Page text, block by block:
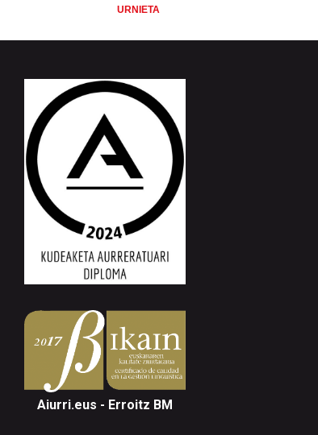
URNIETA
Aiurri.eus - Erroitz BM